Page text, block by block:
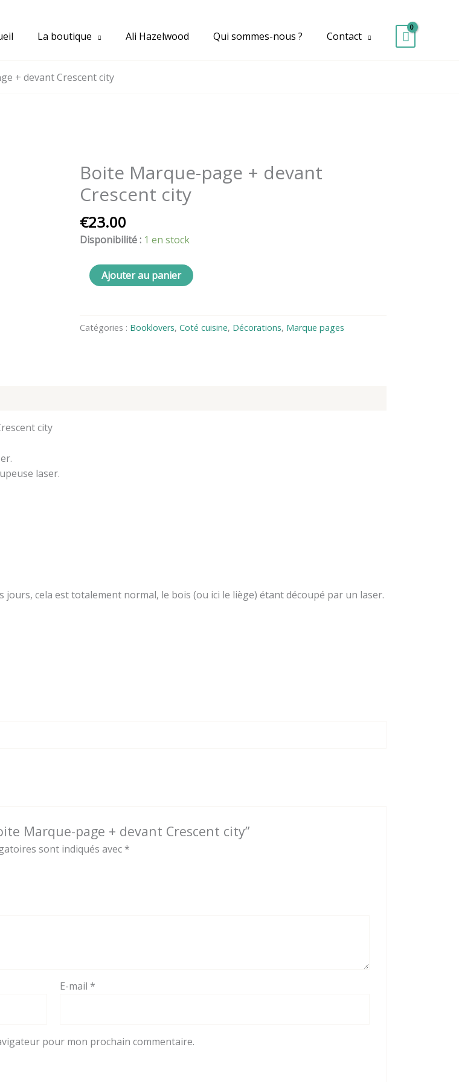
La boutique Ali Hazelwood Qui sommes-nous ? Contact
+ devant Crescent city
Boite Marque-page + devant
Crescent city
€23.00
Disponibilité : 1 en stock
quantité
de
Boite
Marque-
page
+
Crescent
city
Ajouter au panier
Catégories : Booklovers,Coté cuisine, Décorations, Marque pages
city
laser.
cela est totalement normal, le bois (ou ici le liège) étant découpé par un laser.
Marque-page + devant Crescent city”
sont indiqués avec *
E-mail *
pour mon prochain commentaire.